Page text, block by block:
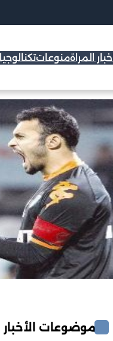
اخبار المراةمنوعاتتكنالوجيا
موضوعات الأخبار